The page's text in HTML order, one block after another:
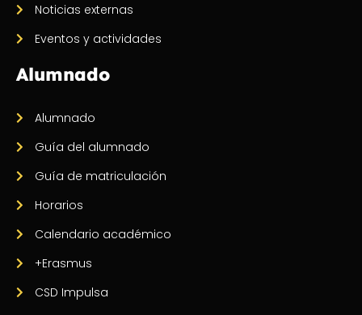
Noticias externas
Eventos y actividades
Alumnado
Alumnado
Guía del alumnado
Guía de matriculación
Horarios
Calendario académico
+Erasmus
CSD Impulsa